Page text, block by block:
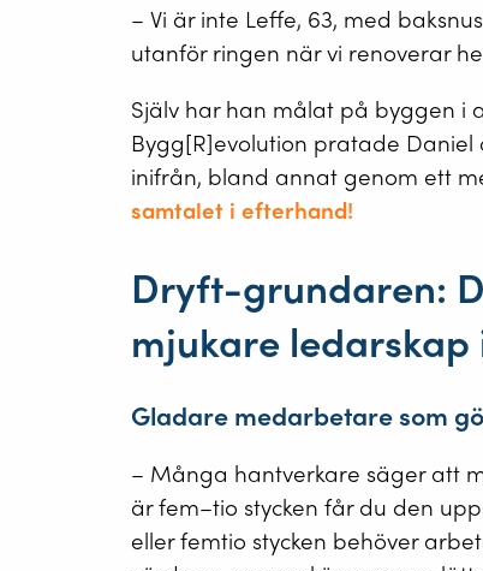
– Vi är inte Leffe, 63, med
utanför ringen när vi renoverar
Själv har han målat på byggen i
Bygg[R]evolution pratade
inifrån, bland annat genom ett
samtalet i efterhand!
Dryft-grundaren:
mjukare
Gladare medarbetare som
– Många hantverkare säger att
är fem–tio stycken får du den
eller femtio stycken behöver